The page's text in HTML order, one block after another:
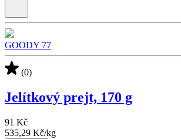
GOODY 77
(0)
Jelítkový prejt, 170 g
91 Kč
535,29 Kč/kg